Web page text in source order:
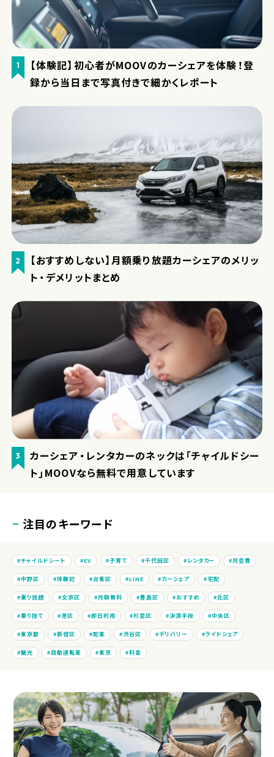
1
【体験記】初心者がMOOVのカーシェアを体験！登
録から当日まで写真付きで細かくレポート
2
【おすすめしない】月額乗り放題カーシェアのメリッ
ト・デメリットまとめ
3
カーシェア・レンタカーのネックは「チャイルドシー
ト」MOOVなら無料で用意しています
注目のキーワード
チャイルドシート EV 子育て 千代田区 レンタカー 月会費
中野区 体験記 台東区 LINE カーシェア 宅配
乗り放題 文京区 月額無料 豊島区 おすすめ 北区
乗り捨て 港区 即日利用 杉並区 決済手段 中央区
東京都 新宿区 配車 渋谷区 デリバリー ライドシェア
観光 自動運転車 東京 料金